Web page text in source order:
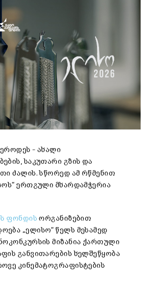
– ახალი
საკუთარი გზის და
ძალის. სწორედ ამ რწმენით
ერთგული მხარდამჭერია
ფონდის ორგანიზებით
„ელისო“ წელს მესამედ
მიზანია ქართული
განვითარების ხელშეწყობა
კინემატოგრაფისტების